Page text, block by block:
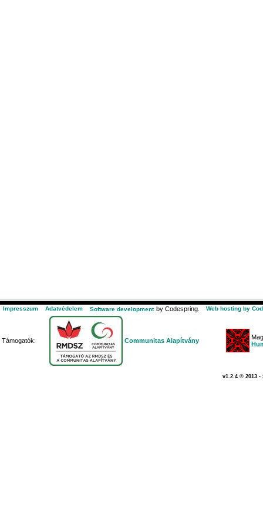
Impresszum Adatvédelem Software development by Codespring. Web hosting by
Támogatók: Communitas Alapítvány
v1.2.4 © 2013